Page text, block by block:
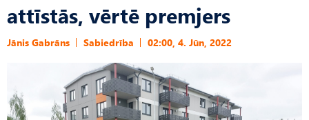
attīstās, vērtē premjers
Jānis Gabrāns Sabiedrība 02:00, 4. Jūn, 2022